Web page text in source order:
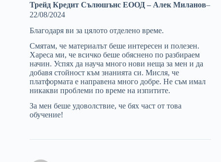
Трейд Кредит Сълюшънс ЕООД – Алек Миланов–
22/08/2024
Благодаря ви за цялото отделено време.
Смятам, че материалът беше интересен и полезен.
Хареса ми, че всичко беше обяснено по разбираем
начин. Успях да науча много нови неща за мен и да
добавя стойност към знанията си. Мисля, че
платформата е направена много добре. Не съм имал
никакви проблеми по време на изпитите.
За мен беше удоволствие, че бях част от това
обучение!